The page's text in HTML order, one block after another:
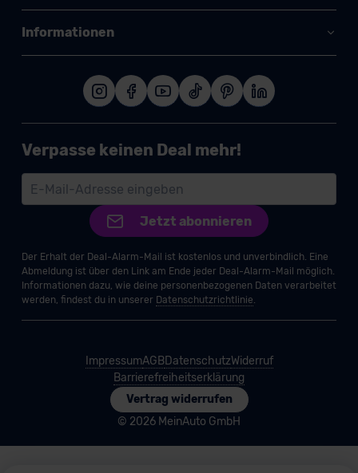
Informationen
Verpasse keinen Deal mehr!
Jetzt abonnieren
Der Erhalt der Deal-Alarm-Mail ist kostenlos und unverbindlich. Eine
Abmeldung ist über den Link am Ende jeder Deal-Alarm-Mail möglich.
Informationen dazu, wie deine personenbezogenen Daten verarbeitet
werden, findest du in unserer Datenschutzrichtlinie.
ImpressumAGBDatenschutzWiderruf
Barrierefreiheitserklärung
Vertrag widerrufen
© 2026 MeinAuto GmbH